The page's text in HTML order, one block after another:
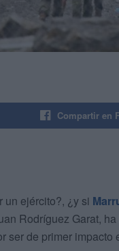
Compartir en
un ejército?, ¿y si
Rodríguez Garat,
ser de primer impacto